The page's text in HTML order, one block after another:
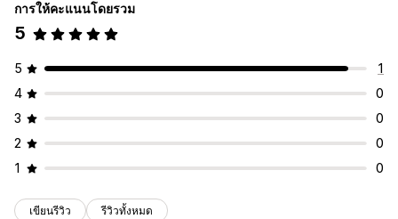
การให้คะแนนโดยรวม
5
5
1
4
0
3
0
2
0
1
0
เขียนรีวิว รีวิวทั้งหมด